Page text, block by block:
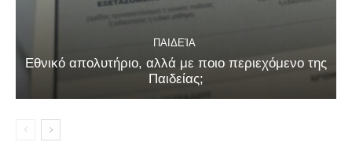
ΠΑΙΔΕΊΑ
Εθνικό απολυτήριο, αλλά με ποιο περιεχόμενο της
Παιδείας;